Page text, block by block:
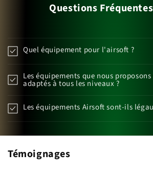
Questions Fréquentes
Quel équipement pour l'airsoft ?
Les équipements que nous
adaptés à tous les niveaux ?
Les équipements Airsoft sont-ils
Témoignages